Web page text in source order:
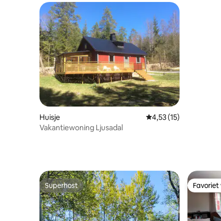
Huisje Gemiddelde
4,53 (15)
Vakantiewoning Ljusadal
Superhost
Superhost